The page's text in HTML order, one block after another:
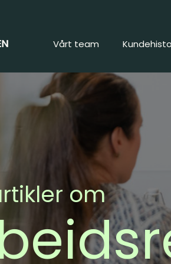
Vårt team
Vårt team
om